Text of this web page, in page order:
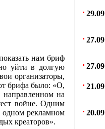
нам бриф
уйти в долгую
организаторы,
брифа было: «О,
на
войне. Одним
рекламном
креаторов».
29.09
27.09
27.09
21.09
20.09